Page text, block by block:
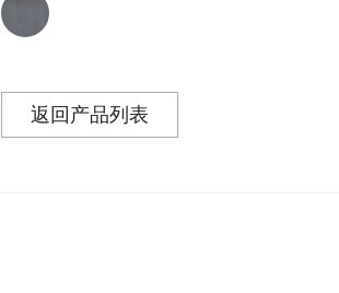
返回产品列表